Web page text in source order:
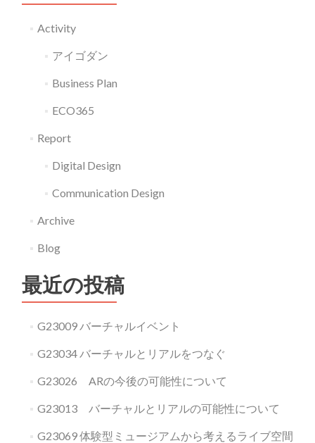
Activity
アイゴダン
Business Plan
ECO365
Report
Digital Design
Communication Design
Archive
Blog
最近の投稿
G23009 バーチャルイベント
G23034 バーチャルとリアルをつなぐ
G23026 ARの今後の可能性について
G23013 バーチャルとリアルの可能性について
G23069 体験型ミュージアムから考えるライブ空間